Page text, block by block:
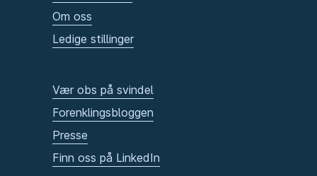
Om oss
Ledige stillinger
Vær obs på svindel
Forenklingsbloggen
Presse
Finn oss på LinkedIn